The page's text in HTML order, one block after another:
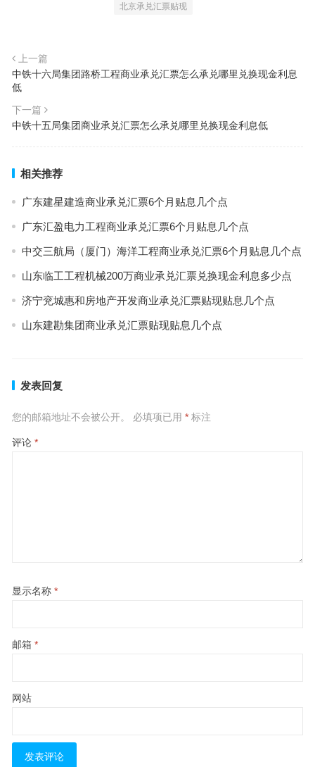
北京承兑汇票贴现
上一篇
中铁十六局集团路桥工程商业承兑汇票怎么承兑哪里兑换现金利息
低
下一篇
中铁十五局集团商业承兑汇票怎么承兑哪里兑换现金利息低
相关推荐
广东建星建造商业承兑汇票6个月贴息几个点
广东汇盈电力工程商业承兑汇票6个月贴息几个点
中交三航局（厦门）海洋工程商业承兑汇票6个月贴息几个点
山东临工工程机械200万商业承兑汇票兑换现金利息多少点
济宁兖城惠和房地产开发商业承兑汇票贴现贴息几个点
山东建勘集团商业承兑汇票贴现贴息几个点
发表回复
您的邮箱地址不会被公开。 必填项已用 *标注
评论 *
显示名称 *
邮箱 *
网站